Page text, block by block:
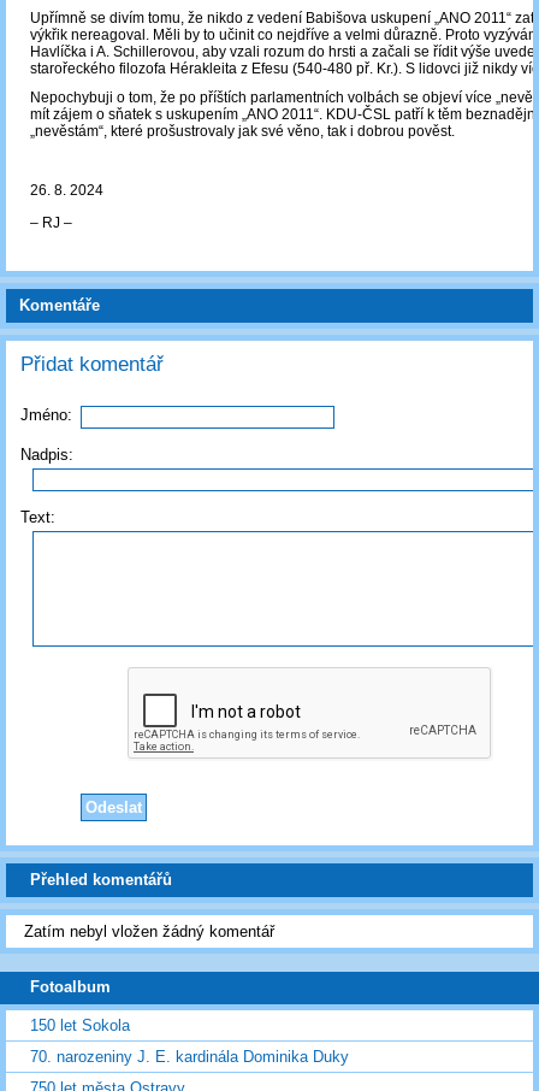
Upřímně se divím tomu, že nikdo z vedení Babišova uskupení „ANO 2011“
výkřik nereagoval. Měli by to učinit co nejdříve a velmi důrazně. Proto
Havlíčka i A. Schillerovou, aby vzali rozum do hrsti a začali se řídit výše
starořeckého filozofa Hérakleita z Efesu (540-480 př. Kr.). S lidovci již nikdy
Nepochybuji o tom, že po příštích parlamentních volbách se objeví více
mít zájem o sňatek s uskupením „ANO 2011“. KDU-ČSL patří k těm
„nevěstám“, které prošustrovaly jak své věno, tak i dobrou pověst.
26. 8. 2024
‒ RJ ‒
Komentáře
Přidat komentář
Jméno:
Nadpis:
Text:
Přehled komentářů
Zatím nebyl vložen žádný komentář
Fotoalbum
150 let Sokola
70. narozeniny J. E. kardinála Dominika Duky